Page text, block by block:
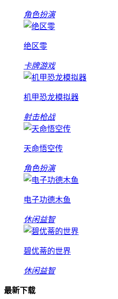
角色扮演
绝区零
卡牌游戏
机甲恐龙模拟器
射击枪战
天命悟空传
角色扮演
电子功德木鱼
休闲益智
碧优蒂的世界
休闲益智
最新下载